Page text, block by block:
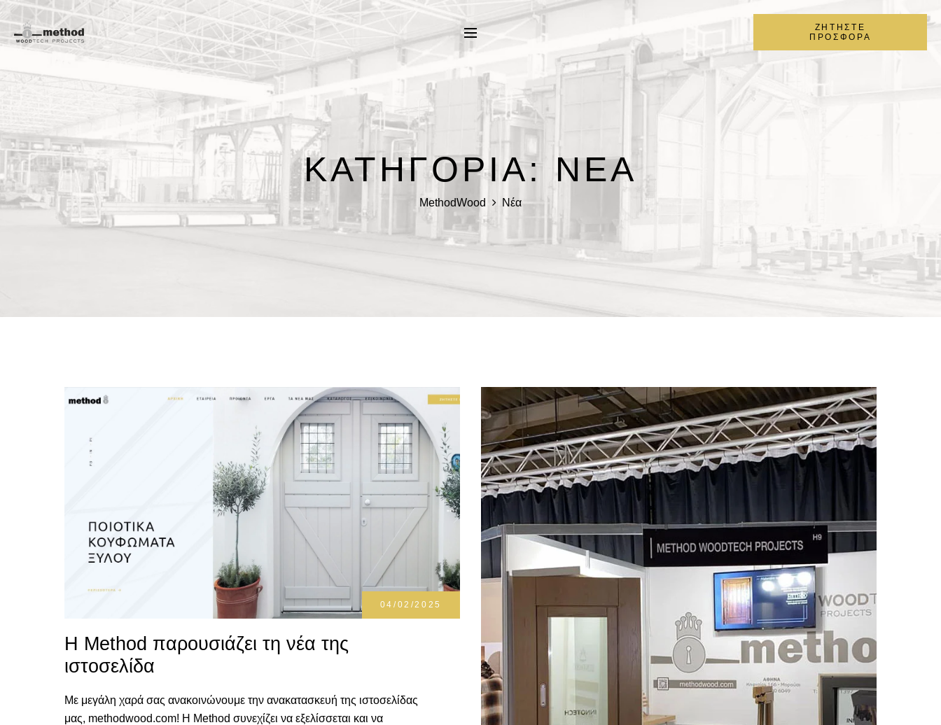
ΖΗΤΗΣΤΕ
ΠΡΟΣΦΟΡΑ
ΚΑΤΗΓΟΡΊΑ:ΝΈΑ
MethodWood Νέα
04/02/2025
Η Method παρουσιάζει τη νέα της
ιστοσελίδα
Με μεγάλη χαρά σας ανακοινώνουμε την ανακατασκευή της ιστοσελίδας
μας, methodwood.com! Η Method συνεχίζει να εξελίσσεται και να